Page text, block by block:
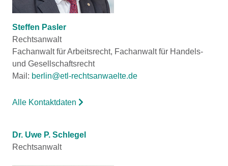
Steffen Pasler
Rechtsanwalt
Fachanwalt für Arbeitsrecht, Fachanwalt für Handels-
und Gesellschaftsrecht
Mail: berlin@etl-rechtsanwaelte.de
Alle Kontaktdaten
Dr. Uwe P. Schlegel
Rechtsanwalt